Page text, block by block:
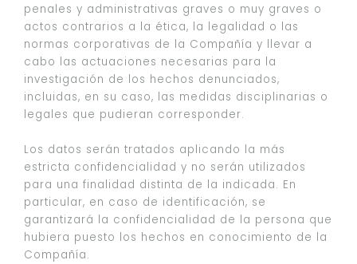
penales y administrativas graves o muy graves o
actos contrarios a la ética, la legalidad o las
normas corporativas de la Compañía y llevar a
cabo las actuaciones necesarias para la
investigación de los hechos denunciados,
incluidas, en su caso, las medidas disciplinarias o
legales que pudieran corresponder.
Los datos serán tratados aplicando la más
estricta confidencialidad y no serán utilizados
para una finalidad distinta de la indicada. En
particular, en caso de identificación, se
garantizará la confidencialidad de la persona que
hubiera puesto los hechos en conocimiento de la
Compañía.